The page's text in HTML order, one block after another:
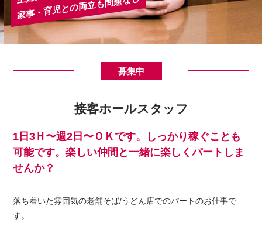
家事・育児との両立も問題なし
募集中
接客ホールスタッフ
1日3Ｈ〜週2日〜ＯＫです。しっかり稼ぐことも
可能です。楽しい仲間と一緒に楽しくパートしま
せんか？
落ち着いた雰囲気の老舗そば/うどん店でのパートのお仕事で
す。